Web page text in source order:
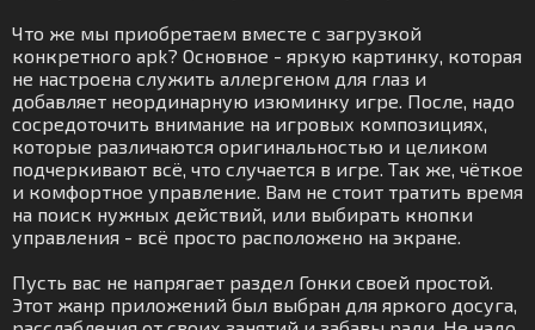
Что же мы приобретаем вместе с загрузкой
конкретного apk? Основное - яркую картинку, которая
не настроена служить аллергеном для глаз и
добавляет неординарную изюминку игре. После, надо
сосредоточить внимание на игровых композициях,
которые различаются оригинальностью и целиком
подчеркивают всё, что случается в игре. Так же, чёткое
и комфортное управление. Вам не стоит тратить время
на поиск нужных действий, или выбирать кнопки
управления - всё просто расположено на экране.
Пусть вас не напрягает раздел Гонки своей простой.
Этот жанр приложений был выбран для яркого досуга,